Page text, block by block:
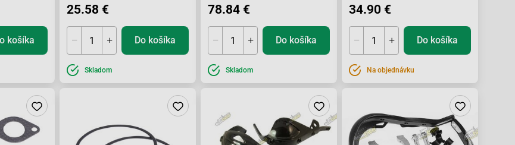
košíka
25.58 €
Do košíka
Skladom
78.84 €
Do košíka
Skladom
34.90 €
Do košíka
Na objednávku